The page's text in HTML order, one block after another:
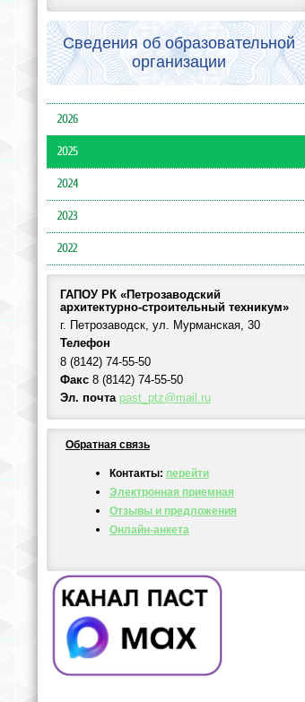
Сведения об образовательной
организации
2026
2025
2024
2023
2022
ГАПОУ РК «Петрозаводский
архитектурно-строительный техникум»
г. Петрозаводск, ул. Мурманская, 30
Телефон
8 (8142) 74-55-50
Факс 8 (8142) 74-55-50
Эл. почта past_ptz@mail.ru
Обратная связь
Контакты: перейти
Электронная приемная
Отзывы и предложения
Онлайн-анкета